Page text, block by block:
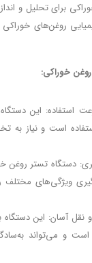
برای تحلیل و
روغن‌های خوراکی
خوراکی:
استفاده: این
است و نیاز
دستگاه تستر روغن
ویژگی‌های
نقل آسان: این
و می‌تواند